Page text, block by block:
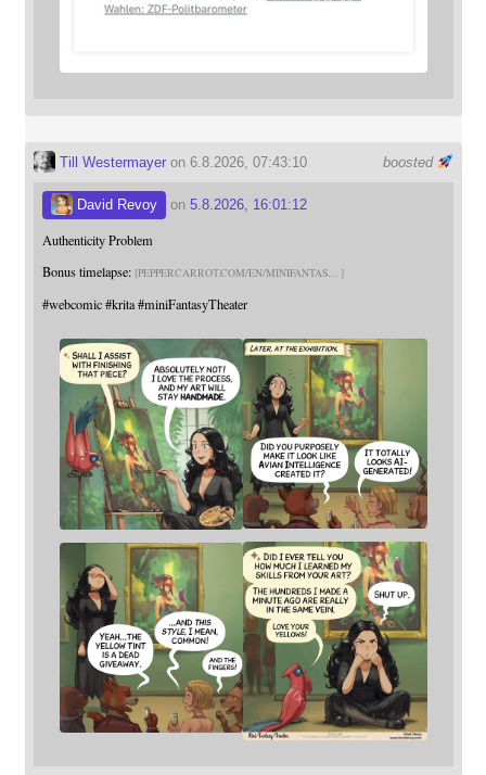
boosted
Till Westermayeron 6.8.2026, 07:43:10
David Revoy on 5.8.2026, 16:01:12
Authenticity Problem
Bonus timelapse: PEPPERCARROT.COM/EN/MINIFANTAS
#webcomic #krita #miniFantasyTheater